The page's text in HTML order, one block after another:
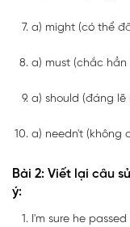
a) might (có thể
a) must (chắc
a) should (đáng
a) needn't (không
Bài 2: Viết lại câu
ý:
I'm sure he